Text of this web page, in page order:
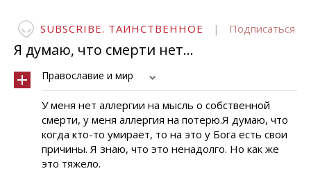
SUBSCRIBE. ТАИНСТВЕННОЕ | Подписаться
Я думаю, что смерти нет…
Православие и мир
У меня нет аллергии на мысль о собственной
смерти, у меня аллергия на потерю.Я думаю, что
когда кто-то умирает, то на это у Бога есть свои
причины. Я знаю, что это ненадолго. Но как же
это тяжело.